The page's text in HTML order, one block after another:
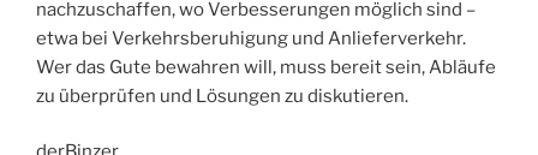
nachzuschaffen, wo Verbesserungen möglich sind –
etwa bei Verkehrsberuhigung und Anlieferverkehr.
Wer das Gute bewahren will, muss bereit sein, Abläufe
zu überprüfen und Lösungen zu diskutieren.